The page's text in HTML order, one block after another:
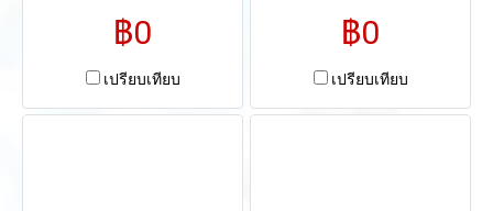
฿0
เปรียบเทียบ
฿0
เปรียบเทียบ